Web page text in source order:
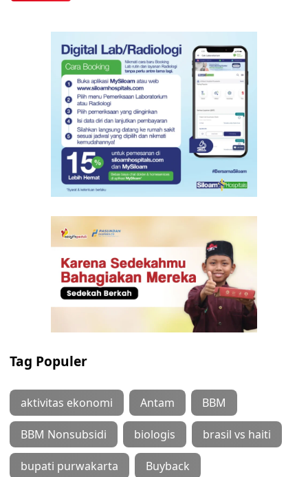
Tag Populer
aktivitas ekonomi Antam BBM
BBM Nonsubsidi biologis brasil vs haiti
bupati purwakarta Buyback